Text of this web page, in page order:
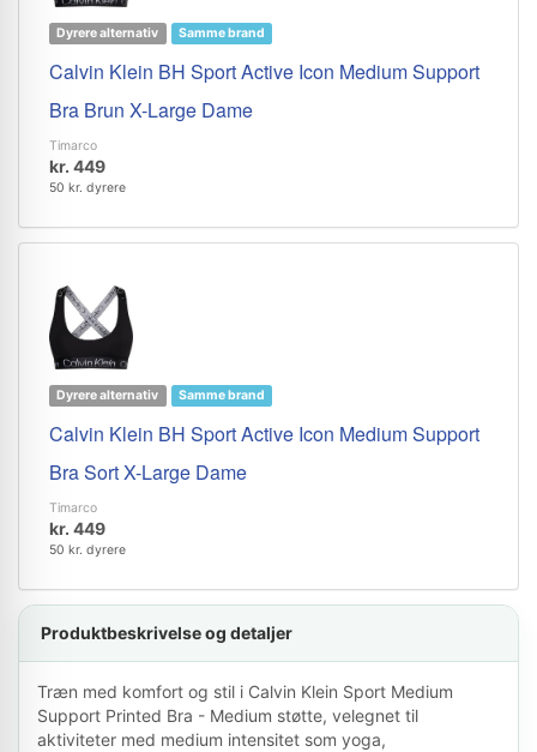
Dyrere alternativ Samme brand
Calvin Klein BH Sport Active Icon Medium Support
Bra Brun X-Large Dame
Timarco
kr. 449
50 kr. dyrere
Dyrere alternativ Samme brand
Calvin Klein BH Sport Active Icon Medium Support
Bra Sort X-Large Dame
Timarco
kr. 449
50 kr. dyrere
Produktbeskrivelse og detaljer
Træn med komfort og stil i Calvin Klein Sport Medium
Support Printed Bra - Medium støtte, velegnet til
aktiviteter med medium intensitet som yoga,